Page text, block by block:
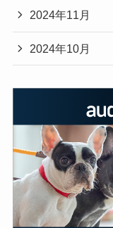
2024年11月
2024年10月